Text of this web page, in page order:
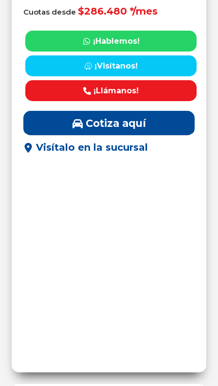
Cuotas desde $286.480 */mes
¡Hablemos!
¡Visítanos!
¡Llámanos!
Cotiza aquí
Visítalo en la sucursal